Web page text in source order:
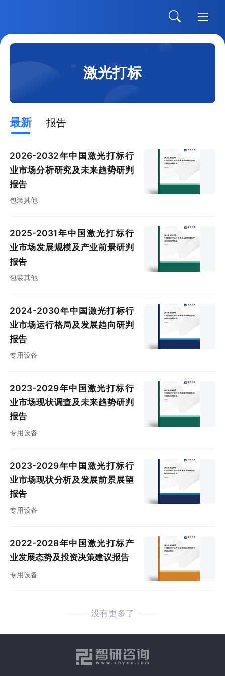
激光打标
最新 报告
2026-2032年中国激光打标行
业市场分析研究及未来趋势研判
报告
包装其他
2025-2031年中国激光打标行
业市场发展规模及产业前景研判
报告
包装其他
2024-2030年中国激光打标行
业市场运行格局及发展趋向研判
报告
专用设备
2023-2029年中国激光打标行
业市场现状调查及未来趋势研判
报告
专用设备
2023-2029年中国激光打标行
业市场现状分析及发展前景展望
报告
专用设备
2022-2028年中国激光打标产
业发展态势及投资决策建议报告
专用设备
没有更多了